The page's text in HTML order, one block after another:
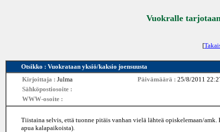
Vuokralle
[
Otsikko : Vuokrataan yksiö/kaksio joensuusta
Kirjoittaja : Julma Päivämäärä : 25/8/2011
Sähköpostiosoite :
WWW-osoite :
Tiistaina selvis, että tuonne pitäis vanhan vielä lähteä opiskelemaan/
apua kalapaikoista).